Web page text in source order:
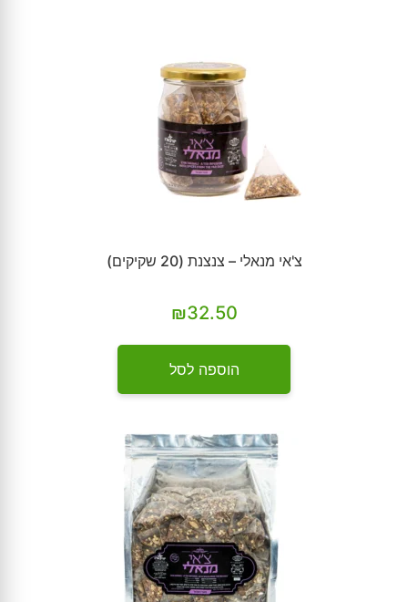
צ'אי מנאלי – צנצנת (20 שקיקים)
₪32.50
הוספה לסל